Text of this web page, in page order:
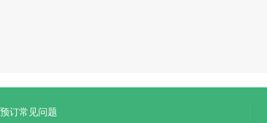
预订常见问题